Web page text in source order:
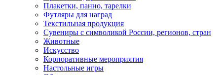
Плакетки, панно, тарелки
Футляры для наград
Текстильная продукция
Сувениры с символикой России, регионов, стран
Животные
Искусство
Корпоративные мероприятия
Настольные игры